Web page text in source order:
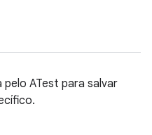
pelo ATest para salvar